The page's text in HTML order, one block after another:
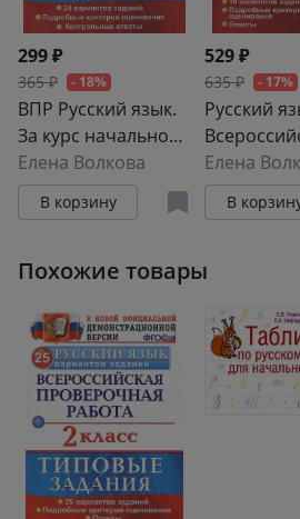
299 ₽
365 ₽ - 18%
ВПР Русский язык.
За курс начальной
школы. Типовые
задания. 25
вариантов
Елена Волкова
В корзину
529 ₽
635 ₽ - 17%
Русский
работа за
10
Елена
В
Похожие товары